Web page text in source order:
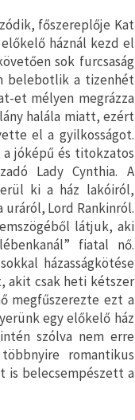
főszereplője Kat
háznál kezd el
sok furcsaság
belebotlik a tizenhét
et mélyen megrázza
halála miatt, ezért
el a gyilkosságot.
a jóképű és titokzatos
Lady Cynthia. A
ki a ház lakóiról,
uráról, Lord Rankinról.
látjuk, aki
fiatal nő.
házasságkötése
akit csak heti kétszer
megfűszerezte ezt a
egy előkelő ház
szólva nem erre
romantikus
is belecsempészett a